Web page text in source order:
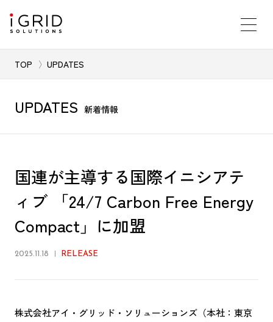
TOP UPDATES
UPDATES 新着情報
国連が主導する国際イニシアテ
ィブ 「24/7 Carbon Free Energy
Compact」に加盟
2025.11.18 RELEASE
株式会社アイ・グリッド・ソリューションズ（本社：東京